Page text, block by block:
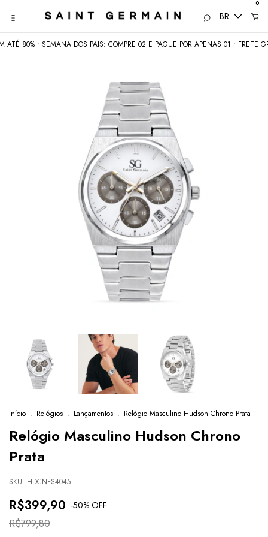
BR
0
80% • SEMANA DOS PAIS: COMPRE 02 E PAGUE POR APENAS 01 • FRETE
Início . Relógios . Lançamentos . Relógio Masculino Hudson Chrono Prata
Relógio Masculino Hudson Chrono
Prata
SKU: HDCNFS4045
R$399,90 -50% OFF
R$799,80